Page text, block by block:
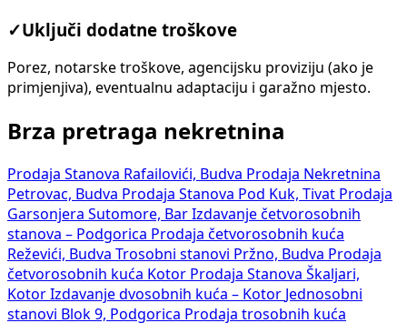
✓Uključi dodatne troškove
Porez, notarske troškove, agencijsku proviziju (ako je
primjenjiva), eventualnu adaptaciju i garažno mjesto.
Brza pretraga nekretnina
Prodaja Stanova Rafailovići, Budva Prodaja Nekretnina
Petrovac, Budva Prodaja Stanova Pod Kuk, Tivat Prodaja
Garsonjera Sutomore, Bar Izdavanje četvorosobnih
stanova – Podgorica Prodaja četvorosobnih kuća
Reževići, Budva Trosobni stanovi Pržno, Budva Prodaja
četvorosobnih kuća Kotor Prodaja Stanova Škaljari,
Kotor Izdavanje dvosobnih kuća – Kotor Jednosobni
stanovi Blok 9, Podgorica Prodaja trosobnih kuća